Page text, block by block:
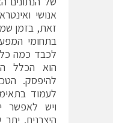
אנושי
זאת, בזמן
בתחומי
לכבד כמה
הוא הכלל
להיפסק.
לעמוד
ויש לאפשר
היצרנים.